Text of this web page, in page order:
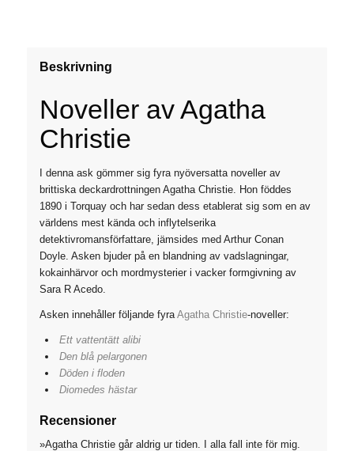
Beskrivning
Noveller avAgatha
Christie
I denna ask gömmer sig fyra nyöversatta noveller av
brittiska deckardrottningen Agatha Christie. Hon föddes
1890 i Torquay och har sedan dess etablerat sig som en av
världens mest kända och inflytelserika
detektivromansförfattare, jämsides med Arthur Conan
Doyle. Asken bjuder på en blandning av vadslagningar,
kokainhärvor och mordmysterier i vacker formgivning av
Sara R Acedo.
Asken innehåller följande fyra Agatha Christie-noveller:
Ett vattentätt alibi
Den blå pelargonen
Döden i floden
Diomedes hästar
Recensioner
»Agatha Christie går aldrig ur tiden. I alla fall inte för mig.